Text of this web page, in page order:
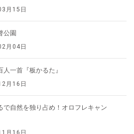
月15日
公園
月04日
人一首『板かるた』
月16日
で自然を独り占め！オロフレキャン
月16日